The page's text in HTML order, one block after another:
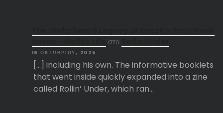
στο
16 ΟΚΤΩΒΡΊΟΥ, 2025
[…] including his own. The informative booklets
that went inside quickly expanded into a zine
called Rollin’ Under, which ran…